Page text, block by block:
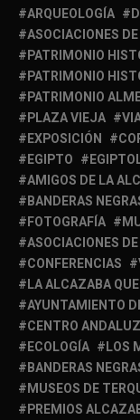
ARQUEOLOGÍA
ASOCIACIONES
PATRIMONIO
PATRIMONIO
PATRIMONIO
PLAZA VIEJA
EXPOSICIÓN
EGIPTO
AMIGOS DE LA
BANDERAS
FOTOGRAFÍA
ASOCIACIONES
CONFERENCIAS
LA ALCAZABA
AYUNTAMIENTO
CENTRO
ECOLOGÍA
LOS
BANDERAS
MUSEOS DE
PREMIOS